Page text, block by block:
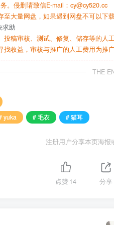
。侵删请致信E-mail：cy@cy520.cc
大量网盘，如果遇到网盘不可以
求助
稿审核、测试、修复、储存等的人
收益，审核与推广的人工费用为推广
THE
yuka # 毛衣 # 猫耳
注册用户分享本页海报
点赞14 分享